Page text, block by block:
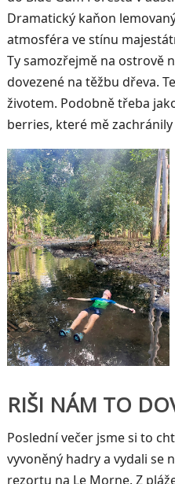
Dramatický kaňon
atmosféra ve stínu
Ty samozřejmě na ostrově
dovezené na těžbu dřeva.
životem. Podobně třeba
berries, které mě
RIŠI NÁM TO
Poslední večer jsme si to
vyvoněný hadry a vydali se
rezortu na Le Morne. Z